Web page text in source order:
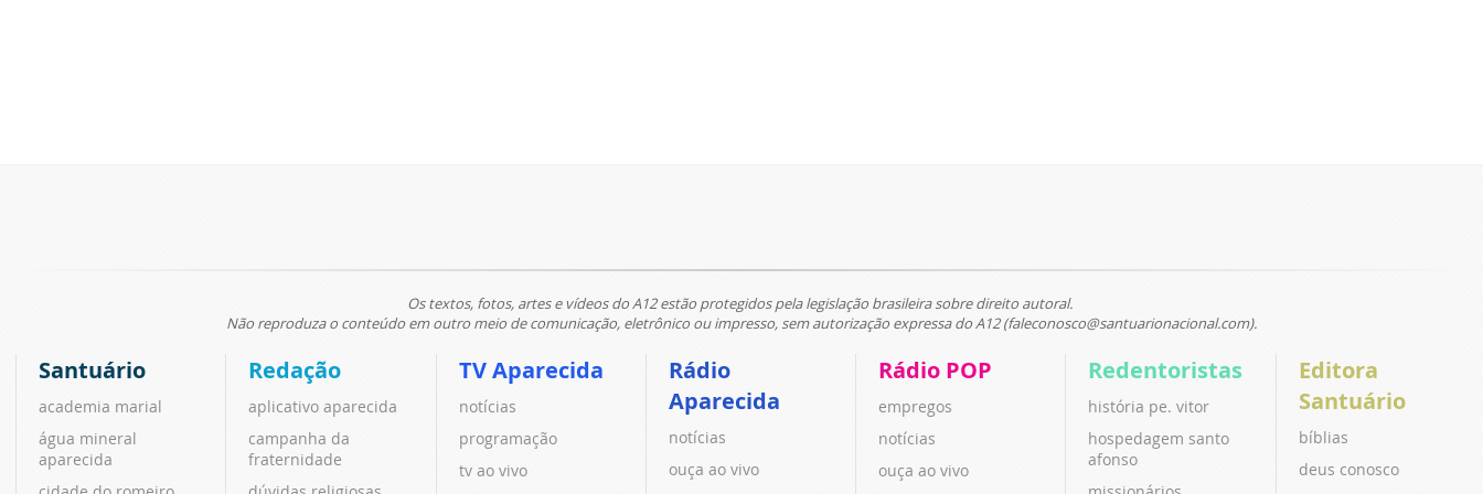
Os textos, fotos, artes e vídeos do A12 estão protegidos pela legislação brasileira sobre direito autoral.
Não reproduza o conteúdo em outro meio de comunicação, eletrônico ou impresso, sem autorização expressa do A12 (faleconosco@santuarionacional.com).
Santuário
academia marial
água mineral
aparecida
Redação
aplicativo aparecida
campanha da
fraternidade
TV Aparecida
notícias
programação
tv ao vivo
Rádio
Aparecida
notícias
ouça ao vivo
Rádio POP
empregos
notícias
ouça ao vivo
Redentoristas
história pe. vitor
hospedagem santo
afonso
Editora
Santuário
bíblias
deus conosco